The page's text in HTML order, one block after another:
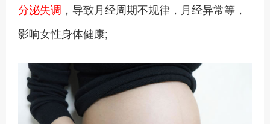
分泌失调 ，导致月经周期不规律，月经异常等，
影响女性身体健康;